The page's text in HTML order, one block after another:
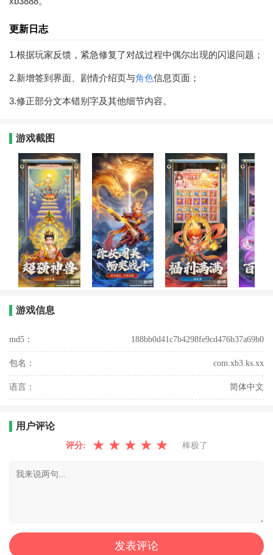
更新日志
1.根据玩家反馈，紧急修复了对战过程中偶尔出现的闪退问题；
2.新增签到界面、剧情介绍页与角色信息页面；
3.修正部分文本错别字及其他细节内容。
游戏截图
游戏信息
md5： 188bb0d41c7b4298fe9cd476b37a69b0
包名： com.xb3.ks.xx
语言： 简体中文
用户评论
评分: ★ ★ ★ ★ ★ 棒极了